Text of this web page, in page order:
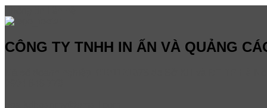
CÔNG TY TNHH IN ẤN VÀ QUẢNG